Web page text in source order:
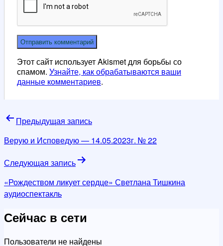
Этот сайт использует Akismet для борьбы со
спамом. Узнайте, как обрабатываются ваши
данные комментариев.
Навигация
по
Предыдущая запись
Верую и Исповедую — 14.05.2023г. № 22
Следующая запись
«Рождеством ликует сердце» Светлана Тишкина
аудиоспектакль
Сейчас в сети
Пользователи не найдены